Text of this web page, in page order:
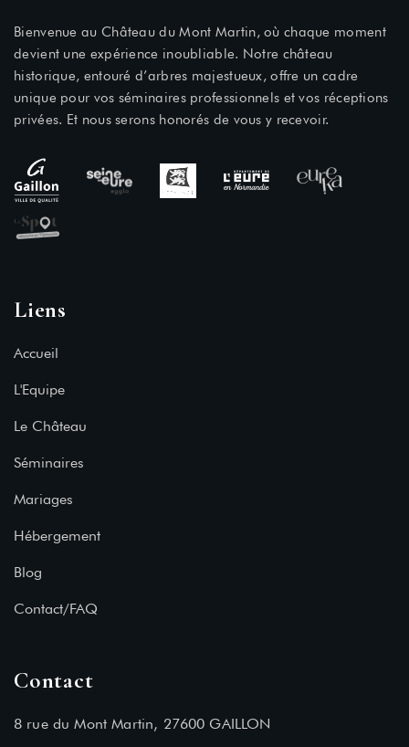
Bienvenue au Château du Mont Martin, où chaque moment
devient une expérience inoubliable. Notre château
historique, entouré d’arbres majestueux, offre un cadre
unique pour vos séminaires professionnels et vos réceptions
privées. Et nous serons honorés de vous y recevoir.
Liens
Accueil
L'Equipe
Le Château
Séminaires
Mariages
Hébergement
Blog
Contact/FAQ
Contact
8 rue du Mont Martin, 27600 GAILLON